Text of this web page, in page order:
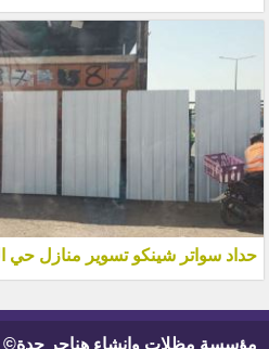
حداد سواتر شينكو تسوير منازل حي
مؤسسة مظلات وانشاء هناجر جدة©